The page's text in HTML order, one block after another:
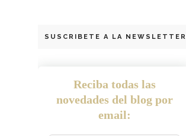
SUSCRIBETE A LA NEWSLETTER
Reciba todas las
novedades del blog por
email: